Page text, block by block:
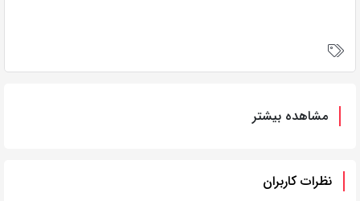
مشاهده بیشتر
نظرات کاربران